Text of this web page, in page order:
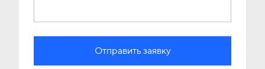
Отправить заявку